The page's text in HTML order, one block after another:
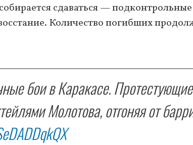
сдаваться —
Количество погибших
бои в Каракасе.
Молотова, отгоняя от